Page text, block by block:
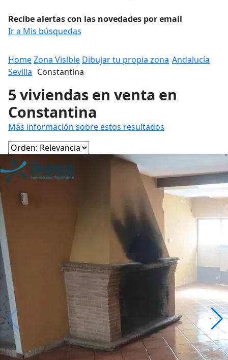
Recibe alertas con las novedades por email
Ir a Mis búsquedas
HomeZona Vislble Dibujar tu propia zona Andalucía
Sevilla Constantina
5 viviendas en venta en
Constantina
Más información sobre estos resultados